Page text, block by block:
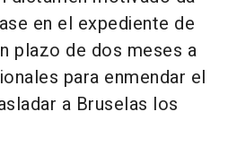
en el expediente de
plazo de dos meses a
para enmendar el
a Bruselas los